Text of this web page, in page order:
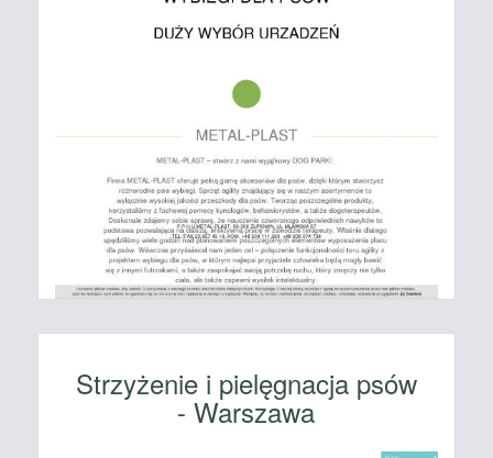
Strzyżenie i pielęgnacja psów
- Warszawa